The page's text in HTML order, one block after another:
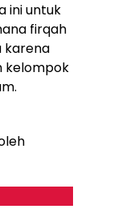
ini untuk
firqah
karena
kelompok